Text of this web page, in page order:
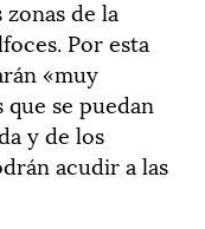
de la
Por esta
«muy
se puedan
y de los
acudir a las